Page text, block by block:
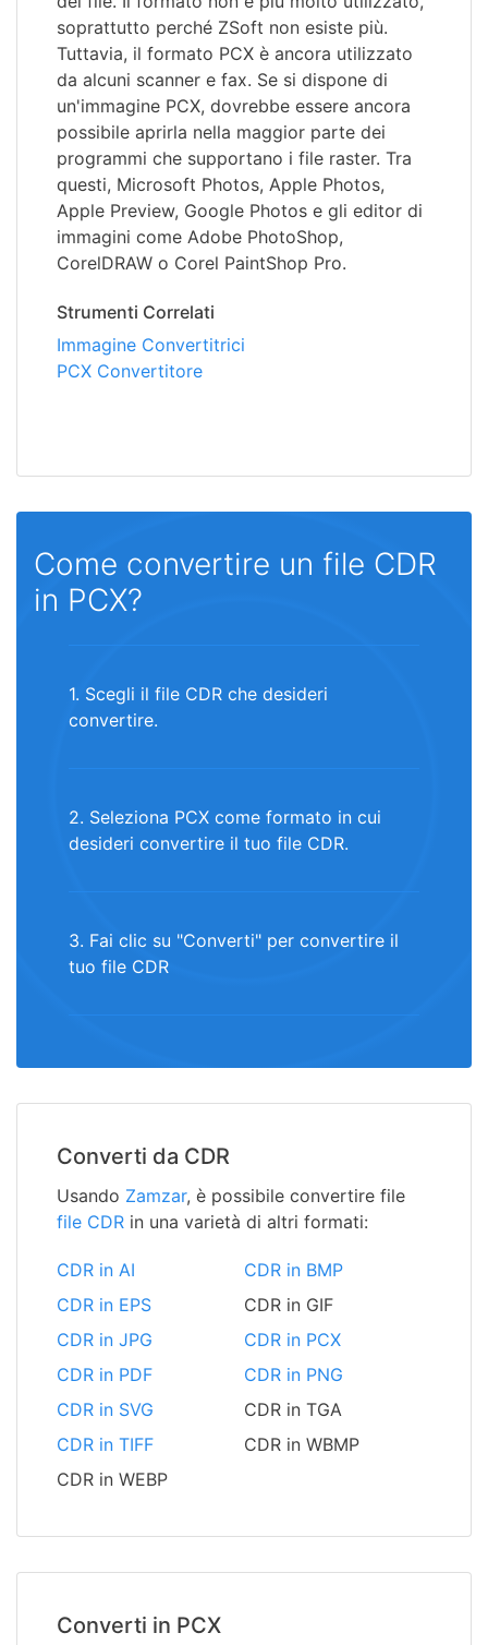
soprattutto perché ZSoft non esiste più.
Tuttavia, il formato PCX è ancora utilizzato
da alcuni scanner e fax. Se si dispone di
un'immagine PCX, dovrebbe essere ancora
possibile aprirla nella maggior parte dei
programmi che supportano i file raster. Tra
questi, Microsoft Photos, Apple Photos,
Apple Preview, Google Photos e gli editor di
immagini come Adobe PhotoShop,
CorelDRAW o Corel PaintShop Pro.
Strumenti Correlati
Immagine Convertitrici
PCX Convertitore
Come convertire un file CDR
in PCX?
1. Scegli il file CDR che desideri
convertire.
2. Seleziona PCX come formato in cui
desideri convertire il tuo file CDR.
3. Fai clic su "Converti" per convertire il
tuo file CDR
Converti da CDR
Usando Zamzar, è possibile convertire file
file CDR in una varietà di altri formati:
CDR in AI
CDR in BMP
CDR in EPS
CDR in GIF
CDR in JPG
CDR in PCX
CDR in PDF
CDR in PNG
CDR in SVG
CDR in TGA
CDR in TIFF
CDR in WBMP
CDR in WEBP
Converti in PCX